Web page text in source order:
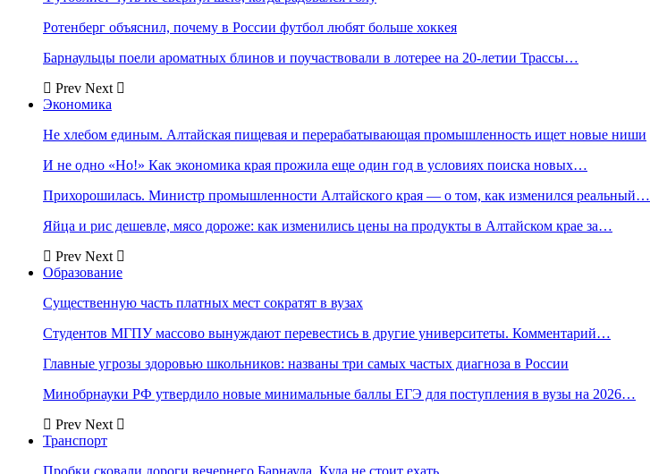
Ротенберг объяснил, почему в России футбол любят больше хоккея
Барнаульцы поели ароматных блинов и поучаствовали в лотерее на 20-летии Трассы…
Prev Next
Экономика
Не хлебом единым. Алтайская пищевая и перерабатывающая промышленность ищет новые ниши
И не одно «Но!» Как экономика края прожила еще один год в условиях поиска новых…
Прихорошилась. Министр промышленности Алтайского края — о том, как изменился реальный…
Яйца и рис дешевле, мясо дороже: как изменились цены на продукты в Алтайском крае за…
Prev Next
Образование
Существенную часть платных мест сократят в вузах
Студентов МГПУ массово вынуждают перевестись в другие университеты. Комментарий…
Главные угрозы здоровью школьников: названы три самых частых диагноза в России
Минобрнауки РФ утвердило новые минимальные баллы ЕГЭ для поступления в вузы на 2026…
Prev Next
Транспорт
Пробки сковали дороги вечернего Барнаула. Куда не стоит ехать